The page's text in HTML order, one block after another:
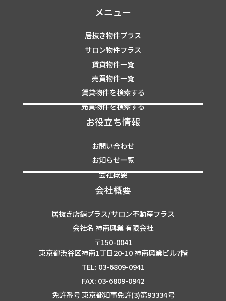
メニュー
居抜き物件プラス
サロン物件プラス
賃貸物件一覧
売買物件一覧
賃貸物件を検索する
売買物件を検索する
お役立ち情報
お問い合わせ
お知らせ一覧
会社概要
会社概要
居抜き店舗プラス/サロン不動産プラス
会社名 神南興業 有限会社
〒150-0041
東京都渋谷区神南1丁目20-10 神南興業ビル7階
TEL: 03-6809-0941
FAX: 03-6809-0942
免許番号 東京都知事免許(3)第93334号